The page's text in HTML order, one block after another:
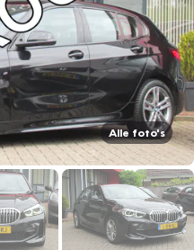
Alle foto's